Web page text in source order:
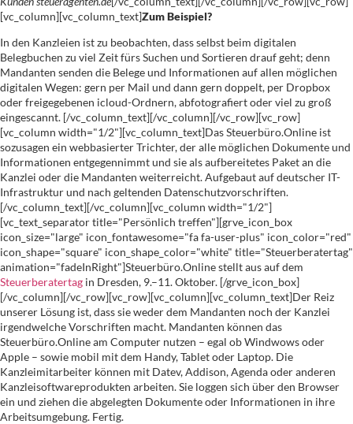
[vc_column][vc_column_text]Zum Beispiel?
In den Kanzleien ist zu beobachten, dass selbst beim digitalen
Belegbuchen zu viel Zeit fürs Suchen und Sortieren drauf geht; denn
Mandanten senden die Belege und Informationen auf allen möglichen
digitalen Wegen: gern per Mail und dann gern doppelt, per Dropbox
oder freigegebenen icloud-Ordnern, abfotografiert oder viel zu groß
eingescannt. [/vc_column_text][/vc_column][/vc_row][vc_row]
[vc_column width="1/2"][vc_column_text]Das Steuerbüro.Online ist
sozusagen ein webbasierter Trichter, der alle möglichen Dokumente und
Informationen entgegennimmt und sie als aufbereitetes Paket an die
Kanzlei oder die Mandanten weiterreicht. Aufgebaut auf deutscher IT-
Infrastruktur und nach geltenden Datenschutzvorschriften.
[/vc_column_text][/vc_column][vc_column width="1/2"]
[vc_text_separator title="Persönlich treffen"][grve_icon_box
icon_size="large" icon_fontawesome="fa fa-user-plus" icon_color="red"
icon_shape="square" icon_shape_color="white" title="Steuerberatertag"
animation="fadeInRight"]Steuerbüro.Online stellt aus auf dem
Steuerberatertag in Dresden, 9.–11. Oktober. [/grve_icon_box]
[/vc_column][/vc_row][vc_row][vc_column][vc_column_text]Der Reiz
unserer Lösung ist, dass sie weder dem Mandanten noch der Kanzlei
irgendwelche Vorschriften macht. Mandanten können das
Steuerbüro.Online am Computer nutzen – egal ob Windwows oder
Apple – sowie mobil mit dem Handy, Tablet oder Laptop. Die
Kanzleimitarbeiter können mit Datev, Addison, Agenda oder anderen
Kanzleisoftwareprodukten arbeiten. Sie loggen sich über den Browser
ein und ziehen die abgelegten Dokumente oder Informationen in ihre
Arbeitsumgebung. Fertig.